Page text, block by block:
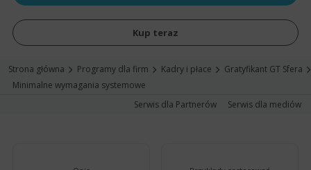
Kup teraz
Strona główna Programy dla firm Kadry i płace
Gratyfikant GT Sfera
Minimalne wymagania systemowe
Serwis dla Partnerów
Serwis dla mediów